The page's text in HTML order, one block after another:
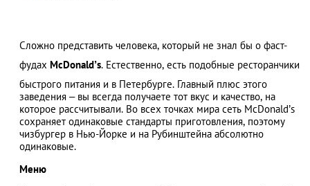
Сложно представить человека, который не знал бы о фаст-
фудах McDonald’s. Естественно, есть подобные ресторанчики
быстрого питания и в Петербурге. Главный плюс этого
заведения – вы всегда получаете тот вкус и качество, на
которое рассчитывали. Во всех точках мира сеть McDonald’s
сохраняет одинаковые стандарты приготовления, поэтому
чизбургер в Нью-Йорке и на Рубинштейна абсолютно
одинаковые.
Меню